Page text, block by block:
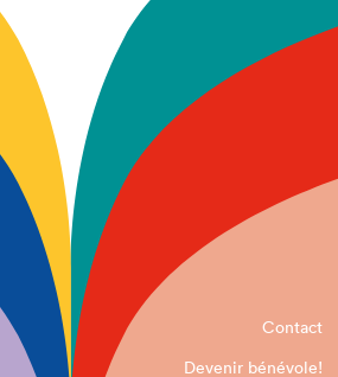
Contact
Devenir bénévole!